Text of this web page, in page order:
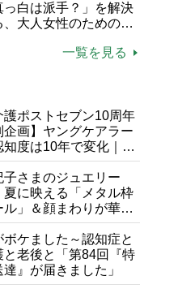
がら自分らしくいられ
っ白は派手？」を解決
、大人女性のための上
一覧を見る
護ポストセブン10周年
企画】ヤングケアラー
知度は10年で変化｜流
大賞にノミネート、法
も明記されたが果たし
在は？
子さまのジュエリー
夏に映える「メタル枠
ル」＆顔まわりが華や
揺れる一粒」の使い分
ボケました～認知症と
と老後と「第84回『特
達』が届きました」